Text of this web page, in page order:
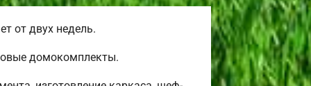
от двух недель.
домокомплекты.